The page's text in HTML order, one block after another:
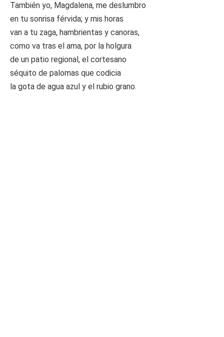
También yo, Magdalena, me deslumbro
en tu sonrisa férvida; y mis horas
van a tu zaga, hambrientas y canoras,
como va tras el ama, por la holgura
de un patio regional, el cortesano
séquito de palomas que codicia
la gota de agua azul y el rubio grano.